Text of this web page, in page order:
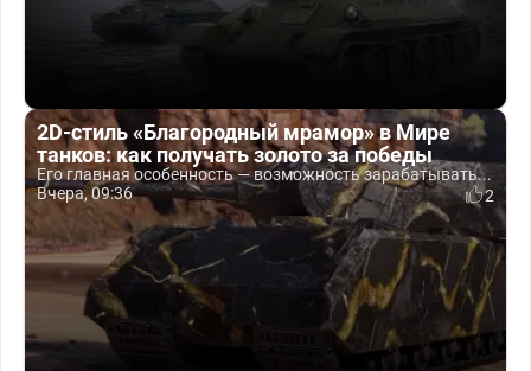
2D-стиль «Благородный мрамор» в Мире
танков: как получать золото за победы
Его главная особенность — возможность зарабатывать...
Вчера, 09:36
2